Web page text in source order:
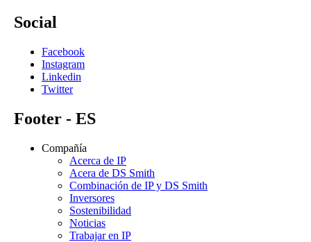
Social
Facebook
Instagram
Linkedin
Twitter
Footer - ES
Compañía
Acerca de IP
Acera de DS Smith
Combinación de IP y DS Smith
Inversores
Sostenibilidad
Noticias
Trabajar en IP